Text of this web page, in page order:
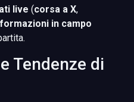
live (corsa a X,
in campo
Tendenze di